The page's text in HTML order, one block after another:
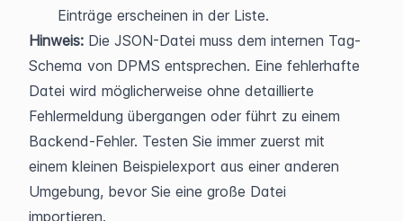
Einträge erscheinen in der Liste.
Hinweis: Die JSON-Datei muss dem internen Tag-
Schema von DPMS entsprechen. Eine fehlerhafte
Datei wird möglicherweise ohne detaillierte
Fehlermeldung übergangen oder führt zu einem
Backend-Fehler. Testen Sie immer zuerst mit
einem kleinen Beispielexport aus einer anderen
Umgebung, bevor Sie eine große Datei
importieren.